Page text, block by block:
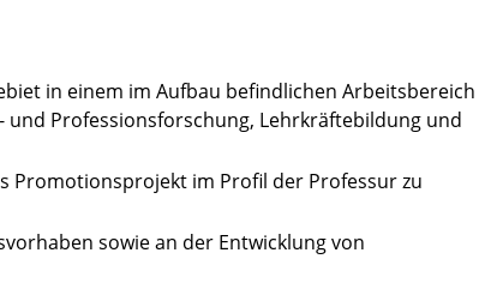
in einem im Aufbau befindlichen Arbeitsbereich
Professionsforschung, Lehrkräftebildung und
Promotionsprojekt im Profil der Professur zu
sowie an der Entwicklung von